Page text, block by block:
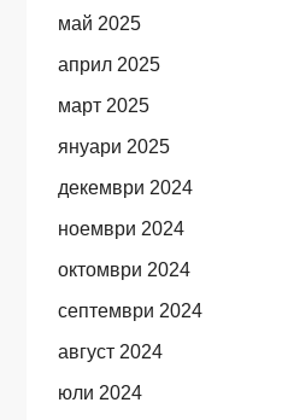
май 2025
април 2025
март 2025
януари 2025
декември 2024
ноември 2024
октомври 2024
септември 2024
август 2024
юли 2024